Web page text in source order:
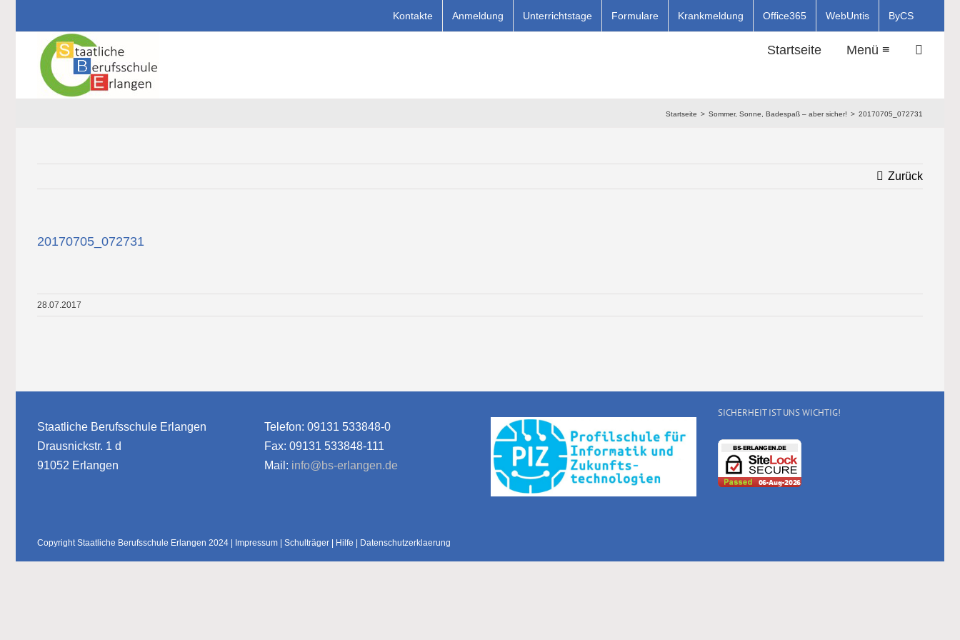
springen
Kontakte Anmeldung Unterrichtstage Formulare Krankmeldung Office365 WebUntis ByCS
Startseite Menü ≡
Startseite Sommer, Sonne, Badespaß – aber sicher! 20170705_072731
Zurück
Zeige
20170705_072731
28.07.2017
Staatliche Berufsschule Erlangen
Drausnickstr. 1 d
91052 Erlangen
Telefon: 09131 533848-0
Fax: 09131 533848-111
Mail: info@bs-erlangen.de
SICHERHEIT IST UNS WICHTIG!
Copyright Staatliche Berufsschule Erlangen 2024 | Impressum | Schulträger | Hilfe | Datenschutzerklaerung